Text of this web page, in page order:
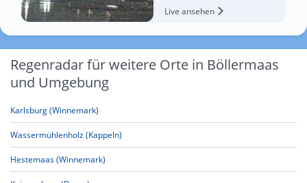
Live ansehen
Regenradar für weitere Orte in Böllermaas
und Umgebung
Karlsburg (Winnemark)
Wassermühlenholz (Kappeln)
Hestemaas (Winnemark)